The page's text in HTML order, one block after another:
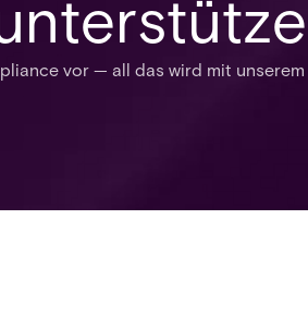
vor — all das wird mit unserem